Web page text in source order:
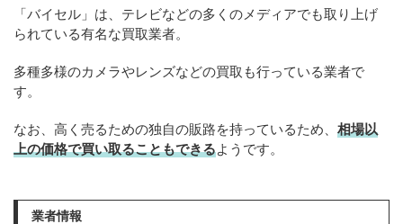
「バイセル」は、テレビなどの多くのメディアでも取り上げ
られている有名な買取業者。
多種多様のカメラやレンズなどの買取も行っている業者で
す。
なお、高く売るための独自の販路を持っているため、 相場以
上の価格で買い取ることもできるようです。
業者情報